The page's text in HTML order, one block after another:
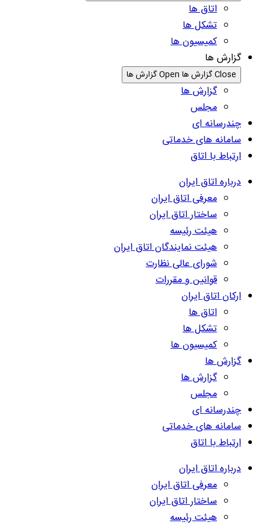
اتاق ها
تشکل ها
کمیسیون ها
گزارش ها
Close گزارش ها Open گزارش ها
گزارش ها
مجلس
چندرسانه ای
سامانه های خدماتی
ارتباط با اتاق
درباره اتاق ایران
معرفی اتاق ایران
ساختار اتاق ایران
هیئت رئیسه
هیئت نمایندگان اتاق ایران
شورای عالی نظارت
قوانین و مقررات
ارکان اتاق ایران
اتاق ها
تشکل ها
کمیسیون ها
گزارش ها
گزارش ها
مجلس
چندرسانه ای
سامانه های خدماتی
ارتباط با اتاق
درباره اتاق ایران
معرفی اتاق ایران
ساختار اتاق ایران
هیئت رئیسه